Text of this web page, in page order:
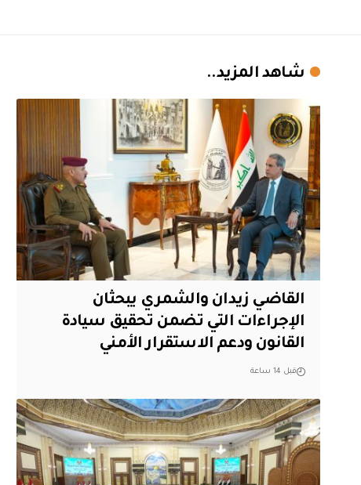
شاهد المزيد..
القاضي زيدان والشمري يبحثان
الإجراءات التي تضمن تحقيق سيادة
القانون ودعم الاستقرار الأمني
قبل 14 ساعة